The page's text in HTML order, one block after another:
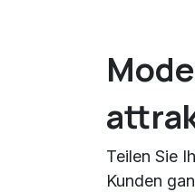
Teilen Sie
Kunden